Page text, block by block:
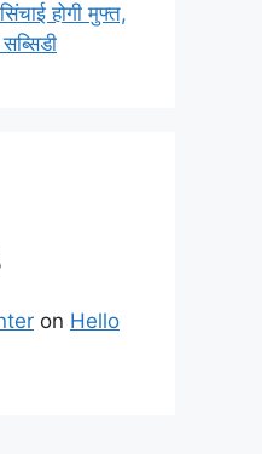
होगी मुफ्त,
on Hello